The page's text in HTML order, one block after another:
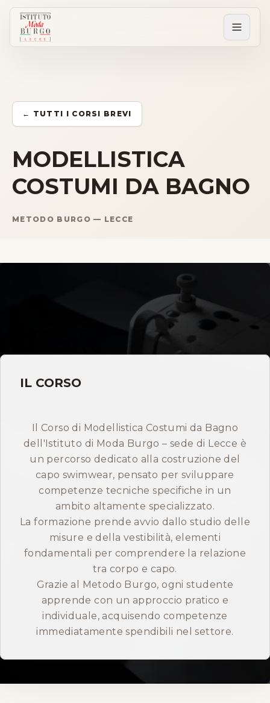
Tutti i corsi
Corsi brevi
Sartorial Experience
Certificazioni
INFO
Contatti
Open Day
Prenota consulenza gratuita
ENGLISH
← TUTTI I CORSI BREVI
MODELLISTICA
COSTUMI DA BAGNO
METODO BURGO — LECCE
IL CORSO
Il Corso di Modellistica Costumi da Bagno
dell'Istituto di Moda Burgo – sede di Lecce è
un percorso dedicato alla costruzione del
capo swimwear, pensato per sviluppare
competenze tecniche specifiche in un
ambito altamente specializzato.
La formazione prende avvio dallo studio delle
misure e della vestibilità, elementi
fondamentali per comprendere la relazione
tra corpo e capo.
Grazie al Metodo Burgo, ogni studente
apprende con un approccio pratico e
individuale, acquisendo competenze
immediatamente spendibili nel settore.